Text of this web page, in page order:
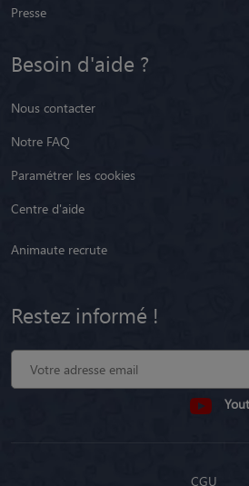
Presse
Besoin d'aide ?
Nous contacter
Notre FAQ
Paramétrer les cookies
Centre d'aide
Animaute recrute
Restez informé !
CGU